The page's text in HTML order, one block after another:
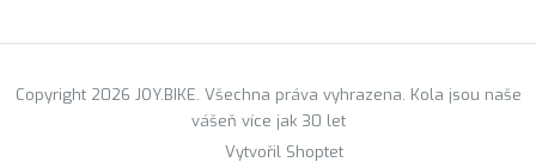
Vytvořil Shoptet
Copyright 2026 JOY.BIKE. Všechna práva vyhrazena. Kola jsou naše
vášeň více jak 30 let